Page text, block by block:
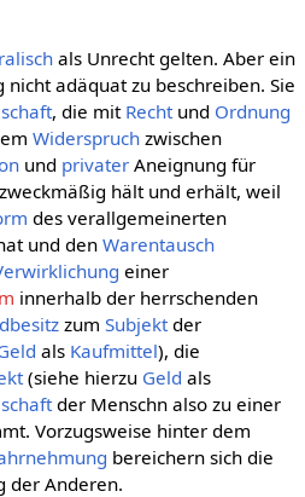
als Unrecht gelten. Aber ein
adäquat zu beschreiben. Sie
, die mit Rechtund Ordnung
Widerspruchzwischen
und privaterAneignung für
hält und erhält, weil
des verallgemeinerten
und denWarentausch
einer
innerhalb der herrschenden
zum Subjektder
als Kaufmittel), die
(siehe hierzu Geld als
der Menschn also zu einer
Vorzugsweise hinter dem
bereichern sich die
der Anderen.